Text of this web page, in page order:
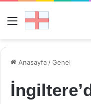
Menü
Anasayfa /Genel